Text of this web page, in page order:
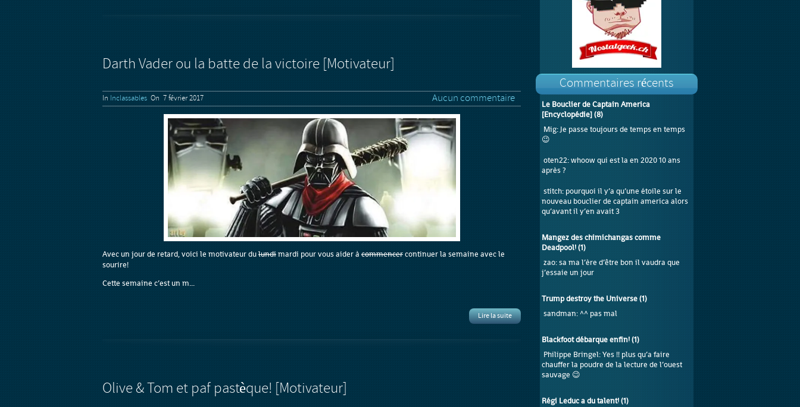
Commentaires récents
Le Bouclier de Captain America
[Encyclopédie](8)
Mig: Je passe toujours de temps en temps
😉
oten22: whoow qui est la en 2020 10 ans
après ?
stitch: pourquoi il y’a qu’une étoile sur le
nouveau bouclier de captain america alors
qu’avant il y’en avait 3
Mangez des chimichangas comme
Deadpool!(1)
zao: sa ma l’ère d’être bon il vaudra que
j’essaie un jour
Trump destroy the Universe(1)
sandman: ^^ pas mal
Blackfoot débarque enfin!(1)
Philippe Bringel: Yes !! plus qu’a faire
chauffer la poudre de la lecture de l’ouest
sauvage 😉
Régi Leduc a du talent!(1)
Darth Vader ou la batte de la victoire [Motivateur]
Aucun commentaire
In Inclassables On 7 février 2017
Avec un jour de retard, voici le motivateur dulundimardi pour vous aider à commencercontinuer la semaine avec le
sourire!
Cette semaine c’est un m...
Lire la suite
Olive & Tom et paf pastèque! [Motivateur]